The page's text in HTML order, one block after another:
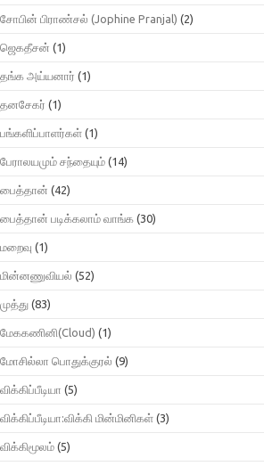
சோபின் பிராண்சல் (Jophine Pranjal) (2)
ஜெகதீசன் (1)
தங்க அய்யனார் (1)
தனசேகர் (1)
பங்களிப்பாளர்கள் (1)
பேராலயமும் சந்தையும் (14)
பைத்தான் (42)
பைத்தான் படிக்கலாம் வாங்க (30)
மறைவு (1)
மின்னணுவியல் (52)
முத்து (83)
மேககணினி(Cloud) (1)
மோசில்லா பொதுக்குரல் (9)
விக்கிப்பீடியா (5)
விக்கிப்பீடியா:விக்கி மின்மினிகள் (3)
விக்கிமூலம் (5)